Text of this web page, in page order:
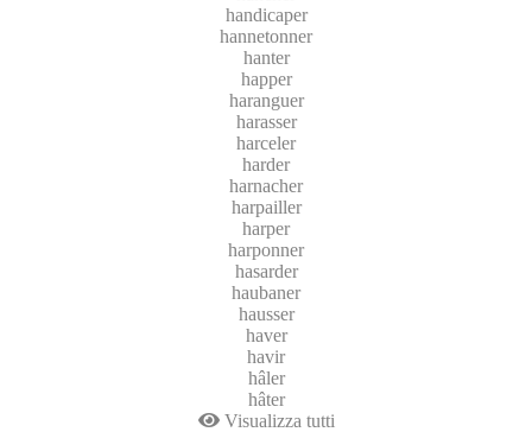
handicaper
hannetonner
hanter
happer
haranguer
harasser
harceler
harder
harnacher
harpailler
harper
harponner
hasarder
haubaner
hausser
haver
havir
hâler
hâter
Visualizza tutti